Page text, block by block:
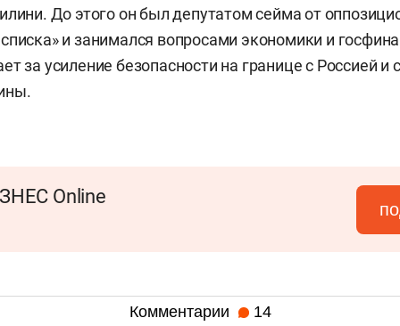
До этого он был депутатом сейма от
и занимался вопросами экономики и
за усиление безопасности на границе с Россией и
Online
Комментарии 14